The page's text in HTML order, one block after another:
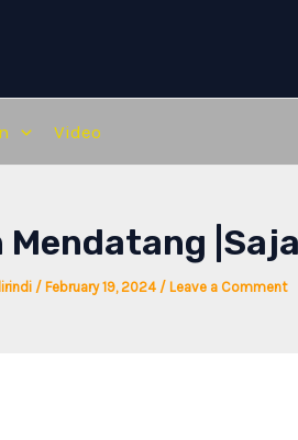
Video
Mendatang
/ February 19, 2024 / Leave a Comment
kondisimu saat itu?